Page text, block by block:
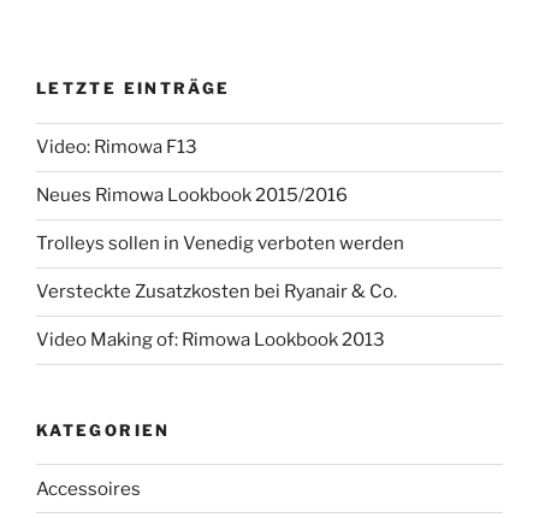
LETZTE EINTRÄGE
Video: Rimowa F13
Neues Rimowa Lookbook 2015/2016
Trolleys sollen in Venedig verboten werden
Versteckte Zusatzkosten bei Ryanair & Co.
Video Making of: Rimowa Lookbook 2013
KATEGORIEN
Accessoires